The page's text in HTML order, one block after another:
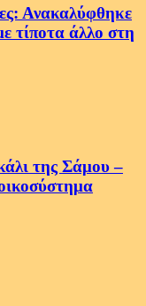
Ανακαλύφθηκε
τίποτα άλλο στη
της Σάμου –